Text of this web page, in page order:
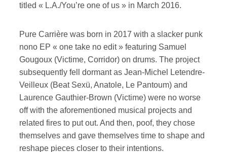
titled « L.A./You’re one of us » in March 2016.
Pure Carrière was born in 2017 with a slacker punk
nono EP « one take no edit » featuring Samuel
Gougoux (Victime, Corridor) on drums. The project
subsequently fell dormant as Jean-Michel Letendre-
Veilleux (Beat Sexü, Anatole, Le Pantoum) and
Laurence Gauthier-Brown (Victime) were no worse
off with the aforementioned musical projects and
related fires to put out. And then, poof, they chose
themselves and gave themselves time to shape and
reshape pieces closer to their intentions.